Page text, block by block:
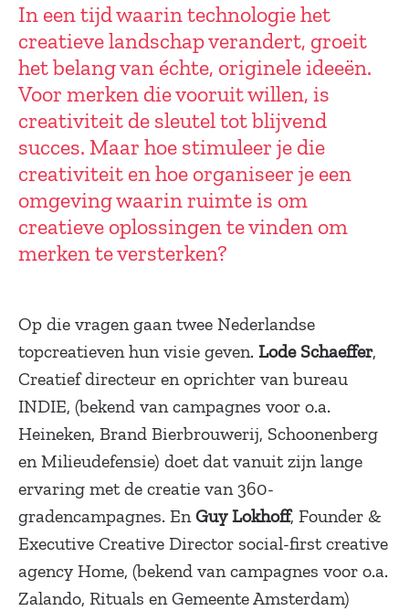
In een tijd waarin technologie het
creatieve landschap verandert, groeit
het belang van échte, originele ideeën.
Voor merken die vooruit willen, is
creativiteit de sleutel tot blijvend
succes. Maar hoe stimuleer je die
creativiteit en hoe organiseer je een
omgeving waarin ruimte is om
creatieve oplossingen te vinden om
merken te versterken?
Op die vragen gaan twee Nederlandse
topcreatieven hun visie geven. Lode Schaeffer,
Creatief directeur en oprichter van bureau
INDIE, (bekend van campagnes voor o.a.
Heineken, Brand Bierbrouwerij, Schoonenberg
en Milieudefensie) doet dat vanuit zijn lange
ervaring met de creatie van 360-
gradencampagnes. EnGuy Lokhoff, Founder &
Executive Creative Director social-first creative
agency Home, (bekend van campagnes voor o.a.
Zalando, Rituals en Gemeente Amsterdam)